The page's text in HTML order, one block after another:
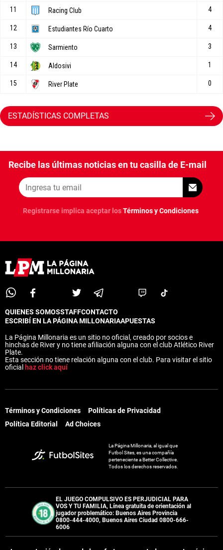
ESTADÍSTICAS COMPLETAS
Recibe las últimas noticias en tu casilla de E-mail
Registrarse implica aceptar losTérminos y Condiciones
QUIENES SOMOSSTAFFCONTACTO
ESCRIBÍ EN LA PÁGINA MILLONARIAAPUESTAS
La Página Millonaria es un sitio no oficial, creado por socios e
hinchas de River y no tiene afiliación alguna con el club Atlético River
Plate.
Esta sección no tiene relación alguna con el club. Para visitar el sitio
oficial haz click aquí
Términos y Condiciones
Políticas de Privacidad
Política Editorial
Ad Choices
La Página Millonaria, al igual que
Futbol Sites, es una compañía
perteneciente a Better Collective.
Todos los derechos reservados.
EL JUEGO COMPULSIVO ES PERJUDICIAL PARA
VOS Y TU FAMILIA, Línea gratuita de orientación al
jugador problemático: Buenos Aires Provincia
0800-444-4000, Buenos Aires Ciudad 0800-666-
6006